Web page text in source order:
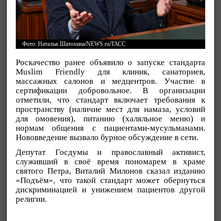
Фото: Наталья Шатохина/NEWS.ru/ТАСС
Роскачество ранее объявило о запуске стандарта
Muslim Friendly для клиник, санаториев,
массажных салонов и медцентров. Участие в
сертификации добровольное. В организации
отметили, что стандарт включает требования к
пространству (наличие мест для намаза, условий
для омовения), питанию (халяльное меню) и
нормам общения с пациентами-мусульманами.
Нововведение вызвало бурное обсуждение в сети.
Депутат Госдумы и православный активист,
служивший в своё время пономарем в храме
святого Петра, Виталий Милонов сказал изданию
«Подъём», что такой стандарт может обернуться
дискриминацией и унижением пациентов другой
религии.